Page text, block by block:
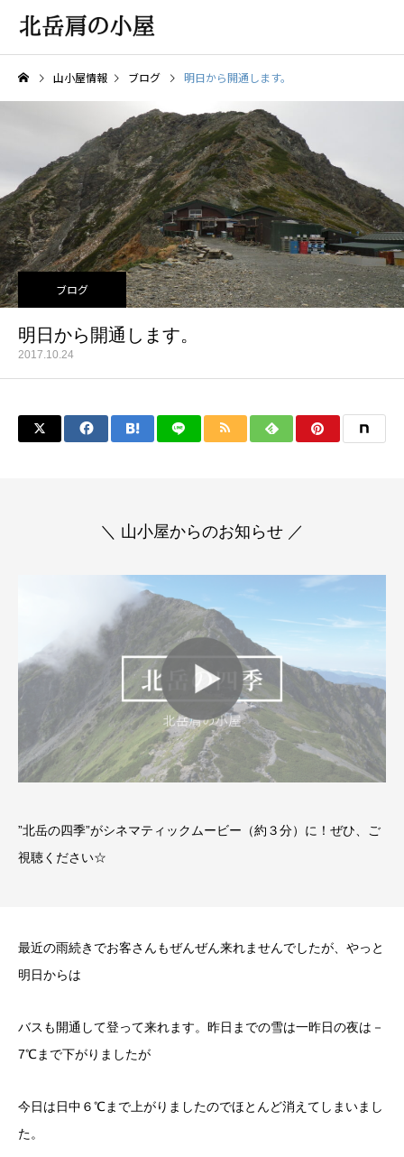
山小屋情報 ブログ 明日から開通します。
ブログ
明日から開通します。
2017.10.24
＼ 山小屋からのお知らせ ／
”北岳の四季”がシネマティックムービー（約３分）に！ぜひ、ご
視聴ください☆
最近の雨続きでお客さんもぜんぜん来れませんでしたが、やっと
明日からは
バスも開通して登って来れます。昨日までの雪は一昨日の夜は－
7℃まで下がりましたが
今日は日中６℃まで上がりましたのでほとんど消えてしまいまし
た。